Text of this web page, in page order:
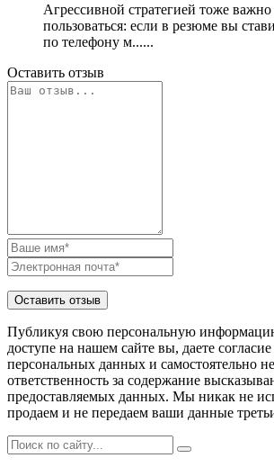
Агрессивной стратегией тоже важно
пользоваться: если в резюме вы
по телефону м......
Оставить отзыв
Публикуя свою персональную
доступе на нашем сайте вы, даете
персональных данных и самостоятельно
ответственность за содержание
предоставляемых данных. Мы никак не
продаем и не передаем ваши данные